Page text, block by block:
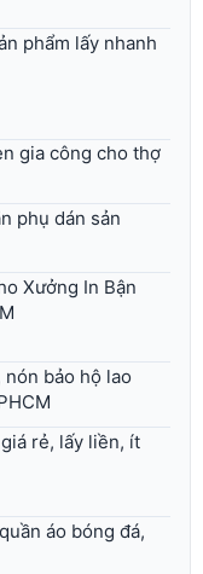
phẩm lấy nhanh
gia công cho thợ
phụ dán sản
Xưởng In Bận
bảo hộ lao
rẻ, lấy liền, ít
áo bóng đá,